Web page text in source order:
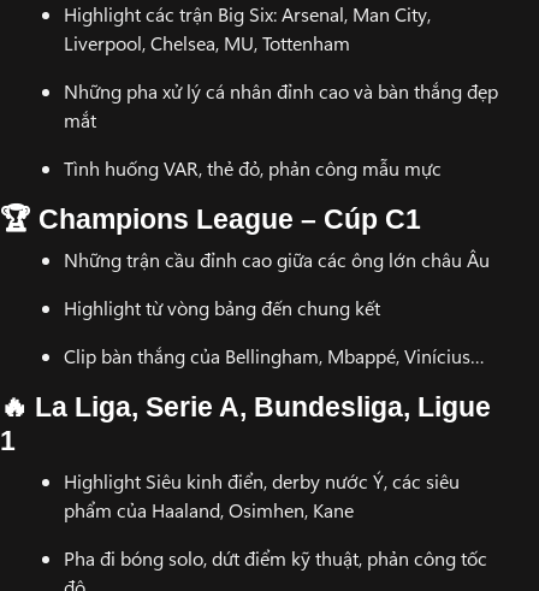
Highlight các trận Big Six: Arsenal, Man City,
Liverpool, Chelsea, MU, Tottenham
Những pha xử lý cá nhân đỉnh cao và bàn thắng đẹp
mắt
Tình huống VAR, thẻ đỏ, phản công mẫu mực
🏆 Champions League – Cúp C1
Những trận cầu đỉnh cao giữa các ông lớn châu Âu
Highlight từ vòng bảng đến chung kết
Clip bàn thắng của Bellingham, Mbappé, Vinícius…
🔥 La Liga, Serie A, Bundesliga, Ligue
1
Highlight Siêu kinh điển, derby nước Ý, các siêu
phẩm của Haaland, Osimhen, Kane
Pha đi bóng solo, dứt điểm kỹ thuật, phản công tốc